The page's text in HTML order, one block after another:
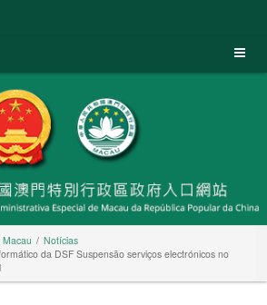
Notícias
da DSF Suspensão serviços electrónicos no